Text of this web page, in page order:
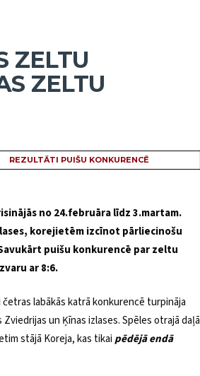
ZELTU
ZELTU
REZULTĀTI PUIŠU KONKURENCĒ
no 24.februāra līdz 3.martam.
korejietēm izcīnot pārliecinošu
puišu konkurencē par zeltu
ar 8:6.
labākās katrā konkurencē turpināja
un Ķīnas izlases. Spēles otrajā daļā
stājā Koreja, kas tikaipēdējā endā